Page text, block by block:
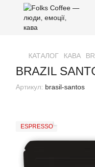
КАТАЛОГ КАВА
BRAZIL
Артикул: brasil-santos
ESPRESSO